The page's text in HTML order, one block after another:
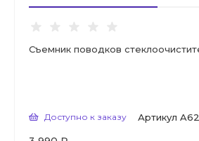
Съемник поводков
Доступно к заказу Артикул